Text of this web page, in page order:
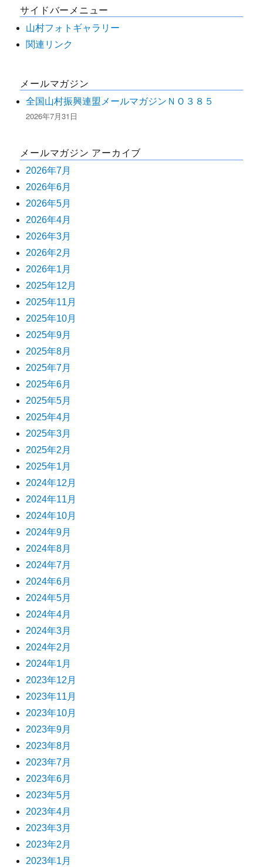
シ
ョ
象:
サイドバーメニュー
山村フォトギャラリー
関連リンク
メールマガジン
全国山村振興連盟メールマガジンＮＯ３８５
2026年7月31日
メールマガジン アーカイブ
2026年7月
2026年6月
2026年5月
2026年4月
2026年3月
2026年2月
2026年1月
2025年12月
2025年11月
2025年10月
2025年9月
2025年8月
2025年7月
2025年6月
2025年5月
2025年4月
2025年3月
2025年2月
2025年1月
2024年12月
2024年11月
2024年10月
2024年9月
2024年8月
2024年7月
2024年6月
2024年5月
2024年4月
2024年3月
2024年2月
2024年1月
2023年12月
2023年11月
2023年10月
2023年9月
2023年8月
2023年7月
2023年6月
2023年5月
2023年4月
2023年3月
2023年2月
2023年1月